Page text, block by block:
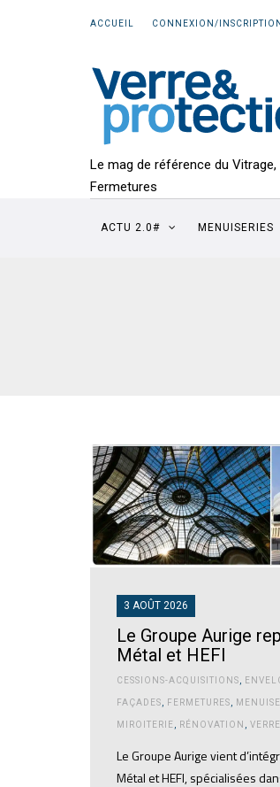
ACCUEIL CONNEXION/INSCRIPTION
Le mag de référence du
Fermetures
ACTU 2.0# MENUISERIES
3 AOÛT 2026
Le Groupe Aurige
Métal et HEFI
CESSIONS-ACQUISITIONS
FAÇADES FERMETURES
MIROITERIE RÉNOVATION
Le Groupe Aurige vient
Métal et HEFI, spécialisées